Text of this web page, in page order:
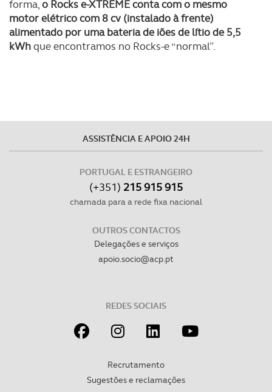
forma,o Rocks e-XTREME conta com o mesmo
motor elétrico com 8 cv (instalado à frente)
alimentado por uma bateria de iões de lítio de 5,5
kWhque encontramos no Rocks-e “normal”.
ASSISTÊNCIA E APOIO 24H
PORTUGAL E ESTRANGEIRO
(+351) 215 915 915
chamada para a rede fixa nacional
OUTROS CONTACTOS
Delegações e serviços
apoio.socio@acp.pt
REDES SOCIAIS
Recrutamento
Sugestões e reclamações